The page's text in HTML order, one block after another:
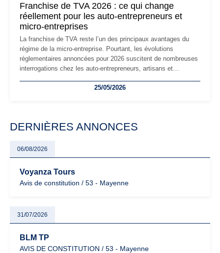
Franchise de TVA 2026 : ce qui change
réellement pour les auto-entrepreneurs et
micro-entreprises
La franchise de TVA reste l’un des principaux avantages du
régime de la micro-entreprise. Pourtant, les évolutions
réglementaires annoncées pour 2026 suscitent de nombreuses
interrogations chez les auto-entrepreneurs, artisans et
facturation ou risque de bascule vers la TVA : les règles
25/05/2026
DERNIÈRES ANNONCES
06/08/2026
Voyanza Tours
Avis de constitution / 53 - Mayenne
31/07/2026
BLM TP
AVIS DE CONSTITUTION / 53 - Mayenne